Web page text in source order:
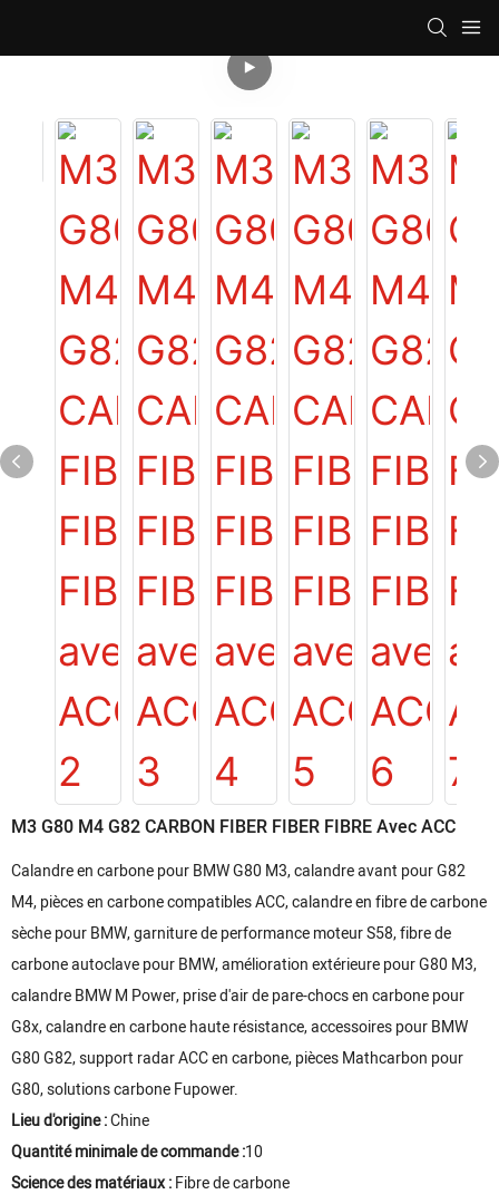
M3 G80 M4 G82 CARBON FIBER FIBER FIBRE Avec ACC
Calandre en carbone pour BMW G80 M3, calandre avant pour G82
M4, pièces en carbone compatibles ACC, calandre en fibre de carbone
sèche pour BMW, garniture de performance moteur S58, fibre de
carbone autoclave pour BMW, amélioration extérieure pour G80 M3,
calandre BMW M Power, prise d'air de pare-chocs en carbone pour
G8x, calandre en carbone haute résistance, accessoires pour BMW
G80 G82, support radar ACC en carbone, pièces Mathcarbon pour
G80, solutions carbone Fupower.
Lieu d'origine :Chine
Quantité minimale de commande :10
Science des matériaux :Fibre de carbone